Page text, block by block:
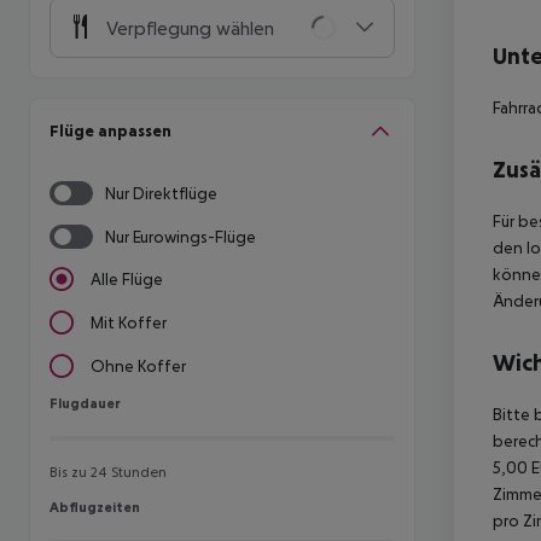
Verpflegung wählen
Flüge anpassen
Nur Direktflüge
Nur Eurowings-Flüge
Alle Flüge
Mit Koffer
Ohne Koffer
Flugdauer
Flugdauer
Bis zu 24 Stunden
Abflugzeiten
Abflugzeiten
Für
den
Bitte
5,00
pro